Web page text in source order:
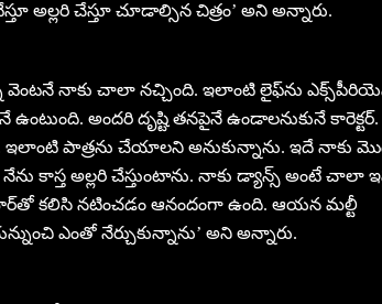
అల్లరి చేస్తూ చూడాల్సిన చిత్రం’ అని అన్నారు.
వెంటనే నాకు చాలా నచ్చింది. ఇలాంటి లైఫ్‌ను
అందరి దృష్టి తనపైనే ఉండాలనుకునే
ఇలాంటి పాత్రను చేయాలని అనుకున్నాను. ఇదే నాకు
కాస్త అల్లరి చేస్తుంటాను. నాకు డ్యాన్స్ అంటే చాలా
కలిసి నటించడం ఆనందంగా ఉంది. ఆయన మల్టీ
ఎంతో నేర్చుకున్నాను’ అని అన్నారు.